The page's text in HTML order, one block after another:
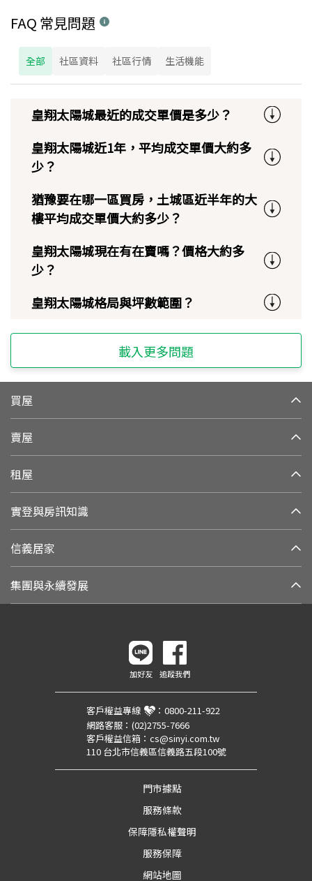
FAQ 常見問題
全部 社區資料 社區行情 生活機能
皇翔太陽城最近的成交單價是多少？
皇翔太陽城近1年，平均成交單價大約多
少？
猶豫要在哪一區買房，土城區近半年的大
樓平均成交單價大約多少？
皇翔太陽城現在有在賣嗎？價格大約多
少？
皇翔太陽城格局與坪數範圍？
載入更多問題
買屋
賣屋
租屋
實登與房訊知識
信義居家
集團與永續發展
加好友 追蹤我們
客戶權益專線 ： 0800-211-922
網路客服： (02)2755-7666
客戶權益信箱： cs@sinyi.com.tw
110 台北市信義區信義路五段100號
門市據點
服務條款
保障隱私權聲明
服務保障
網站地圖